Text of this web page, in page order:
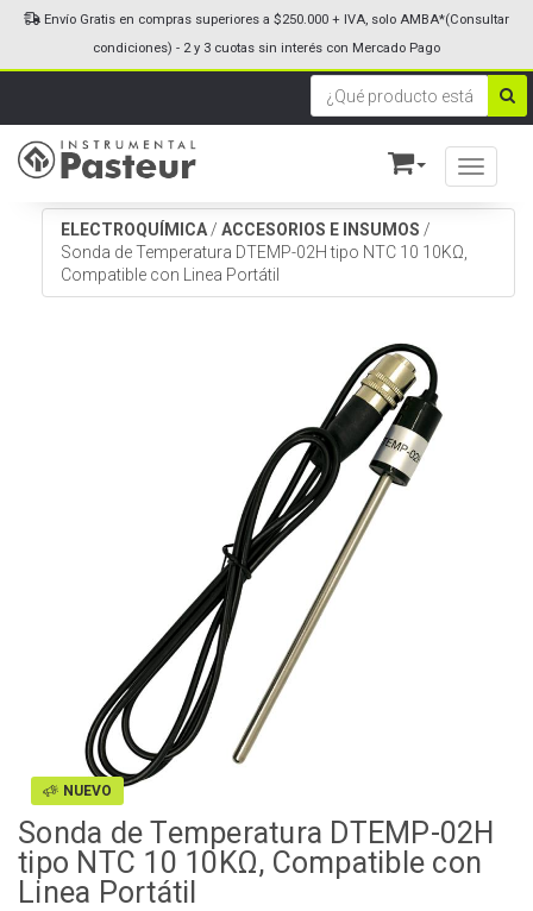
Toggle
Envío Gratis en compras superiores a $250.000 + IVA, solo AMBA*(Consultar
condiciones) - 2 y 3 cuotas sin interés con Mercado Pago
ELECTROQUÍMICA / ACCESORIOS E INSUMOS /
Sonda de Temperatura DTEMP-02H tipo NTC 10 10KΩ,
Compatible con Linea Portátil
NUEVO
Sonda de Temperatura DTEMP-02H
tipo NTC 10 10KΩ, Compatible con
Linea Portátil